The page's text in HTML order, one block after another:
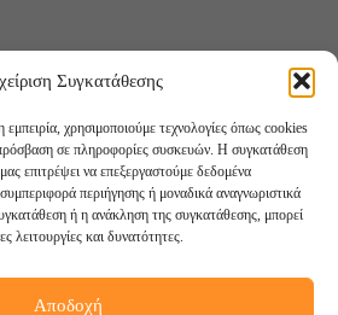
Συγκατάθεσης
χρησιμοποιούμε τεχνολογίες όπως cookies
σε πληροφορίες συσκευών. Η συγκατάθεση
επιτρέψει να επεξεργαστούμε δεδομένα
περιήγησης ή μοναδικά αναγνωριστικά
ή η ανάκληση της συγκατάθεσης, μπορεί
λειτουργίες και δυνατότητες.
Αποδοχή